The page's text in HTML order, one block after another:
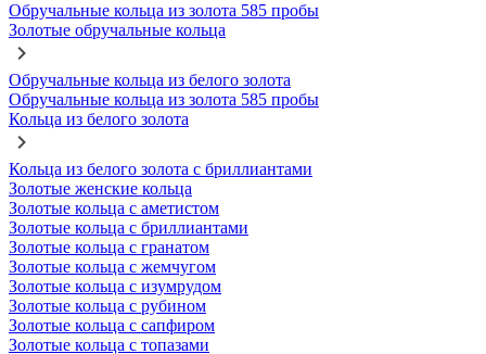
Обручальные кольца из золота 585 пробы
Золотые обручальные кольца
Обручальные кольца из белого золота
Обручальные кольца из золота 585 пробы
Кольца из белого золота
Кольца из белого золота с бриллиантами
Золотые женские кольца
Золотые кольца с аметистом
Золотые кольца с бриллиантами
Золотые кольца с гранатом
Золотые кольца с жемчугом
Золотые кольца с изумрудом
Золотые кольца с рубином
Золотые кольца с сапфиром
Золотые кольца с топазами